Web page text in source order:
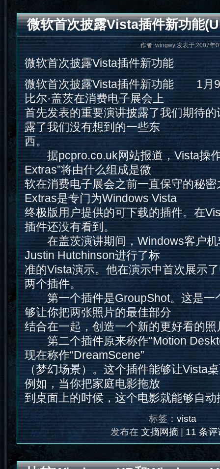
微软首次披露Vista插件新功能
作者: wingwy 发表于:2007年
微软首次披露Vista插件新功能
微软首次披露Vista插件新功能 1月9
比尔·盖茨在消费电子展会上
首先发表的重要演讲披露了我们期待
露了我们没有想到的一些东
西。
据pcpro.co.uk网站报道，Vista操作
Extras”将由什么组成是微
软在消费电子展会之前一直保守的秘
Extras是专门为Windows Vista
终极版用户提供的可下载的插件。在
插件还没有看到。
在盖茨演讲期间，Windows客户机
Justin Hutchinson进行了标
准的Vista演示。他在演示中首次展示
两个插件。
第一个插件是GroupShot。这是一
够让你把两张照片的最佳部分
结合在一起，创造一个新的更好看的照
第二个插件原来称作“Motion
现在称作“DreamScene”
（梦幻场景）。这个插件能够让Vista
例如，当你把家庭电影拖放
到桌面上的时候，这个电影就能够自动
标签：vista
发布在 文摘网摘|11 条评